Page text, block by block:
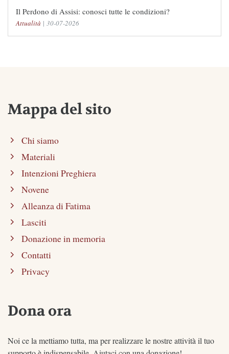
Il Perdono di Assisi: conosci tutte le condizioni?
Attualità | 30-07-2026
Mappa del sito
Chi siamo
Materiali
Intenzioni Preghiera
Novene
Alleanza di Fatima
Lasciti
Donazione in memoria
Contatti
Privacy
Dona ora
Noi ce la mettiamo tutta, ma per realizzare le nostre attività il tuo